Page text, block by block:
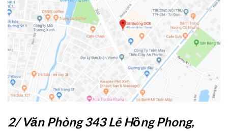
2/ Văn Phòng 343 Lê Hồng Phong,